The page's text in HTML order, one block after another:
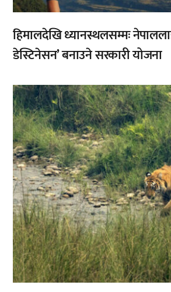
हिमालदेखि ध्यानस्थलसम्मः
डेस्टिनेसन’ बनाउने सरकारी योजना
,